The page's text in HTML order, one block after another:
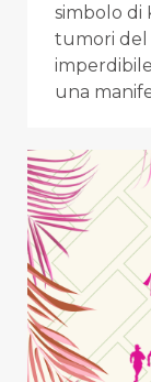
simbolo di
tumori del
una